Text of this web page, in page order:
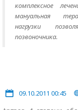
комплексное
мануальная
нагрузки
позвоночника.
09.10.2011 00:45